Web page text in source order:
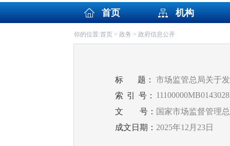
首页 机构
你的位置:首页> 政务 > 政府信息公开
标 题：
市场监管总局关于
索 引 号：
文
号： 国家市场监督管理
成文日期： 2025年12月23日